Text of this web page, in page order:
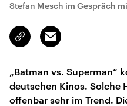
Stefan Mesch im Gespräch
Link
kopieren/teilen
Email
„Batman vs. Superman“
deutschen Kinos. Solche
offenbar sehr im Trend.